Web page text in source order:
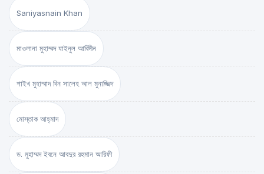
Saniyasnain Khan
মাওলানা মুহাম্মদ যাইনুল আবিদীন
শাইখ মুহাম্মাদ বিন সালেহ আল মুনাজ্জিদ
মোস্তাক আহ্‌মাদ
ড. মুহাম্মদ ইবনে আবদুর রহমান আরিফী